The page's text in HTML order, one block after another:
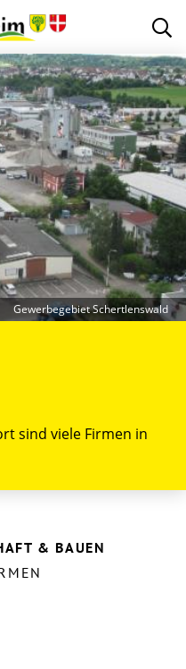
sind viele Firmen in
Gewerbegebiet Schertlenswald
& BAUEN